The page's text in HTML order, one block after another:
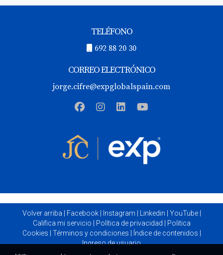
TELÉFONO
692 88 20 30
CORREO ELECTRÓNICO
jorge.cifre@expglobalspain.com
Volver arriba Facebook| Instagram Linkedin YouTube|
Califica mi servicio
Política de privacidad
Politica
Cookies
Términos y condiciones Índice de contenidos
Ingreso de usuario